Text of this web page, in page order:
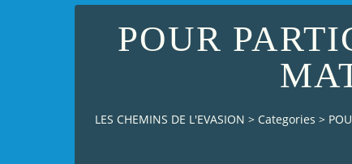
POUR
LES CHEMINS DE L'EVASION > Categories >